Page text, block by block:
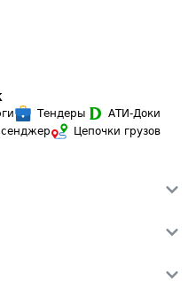
Тендеры
АТИ-Доки
Цепочки грузов